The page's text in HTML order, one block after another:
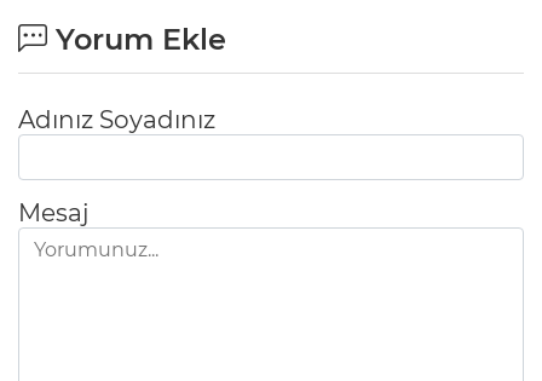
Yorum Ekle
Adınız Soyadınız
Mesaj